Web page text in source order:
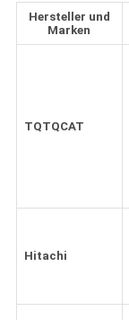
Hersteller und
Marken
TQTQCAT
Hitachi